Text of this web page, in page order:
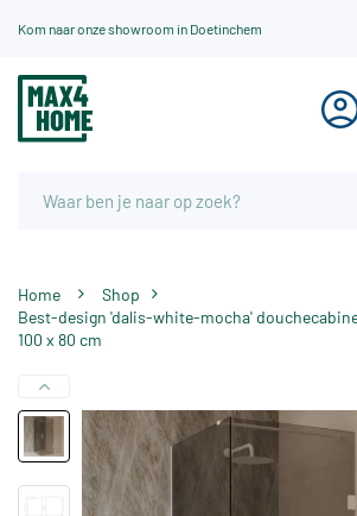
Kom naar onze showroom in Doetinchem
Home
Shop
Best-design 'dalis-white-mocha' douchecabine nano 8mm glas
100 x 80 cm